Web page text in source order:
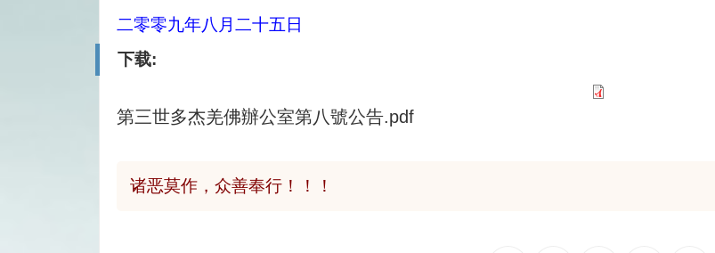
二零零九年八月二十五日
下载:
第三世多杰羌佛辦公室第八號公告.pdf
诸恶莫作，众善奉行！！！